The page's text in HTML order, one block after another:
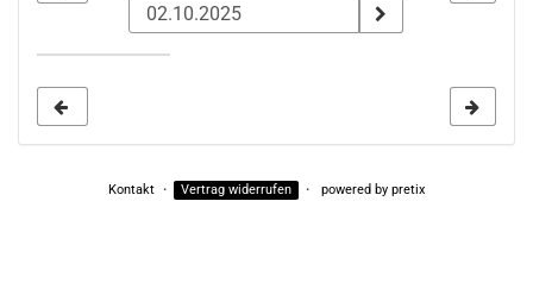
zur
Anzeige
Kontakt Vertrag widerrufen powered by pretix